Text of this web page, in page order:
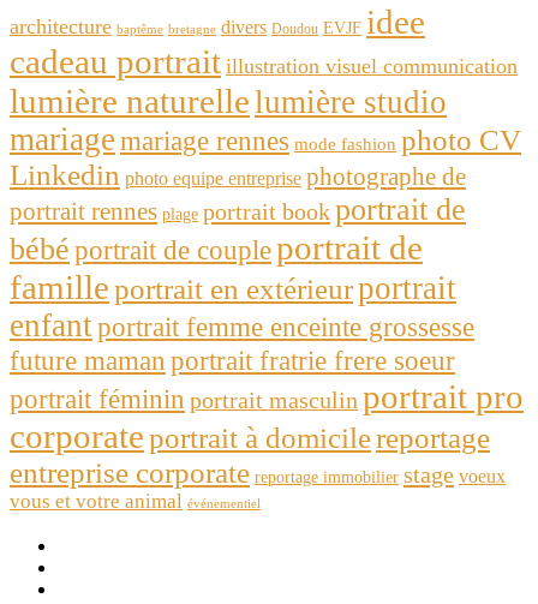
architecture baptême bretagne divers Doudou EVJF idee
cadeau portrait illustration visuel communication
lumière naturellelumière studio
mariagemariage rennes mode fashion photo CV
Linkedin photo equipe entreprise photographe de
portrait rennes plage portrait bookportrait de
bébéportrait de coupleportrait de
familleportrait en extérieurportrait
enfantportrait femme enceinte grossesse
future maman portrait fratrie frere soeur
portrait féminin portrait masculin portrait pro
corporateportrait à domicilereportage
entreprise corporate reportage immobilier stage voeux
vous et votre animal événementiel